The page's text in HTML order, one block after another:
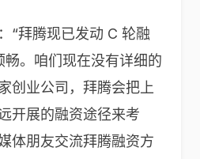
“拜腾现已发动 C 轮融
畅。咱们现在没有详细的
创业公司，拜腾会把上
开展的融资途径来考
体朋友交流拜腾融资方